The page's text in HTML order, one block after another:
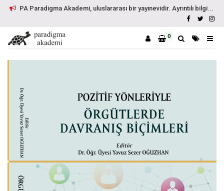
PA Paradigma Akademi, uluslararası bir yayınevidir. Ayrıntılı bilgi...
0